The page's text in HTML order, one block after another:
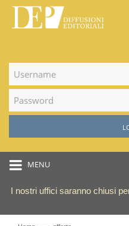
MENU
I nostri uffici saranno chiusi